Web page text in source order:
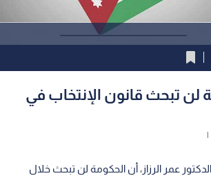
لن تبحث قانون الإنتخاب في
|
عمر الرزاز، أن الحكومة لن تبحث خلال